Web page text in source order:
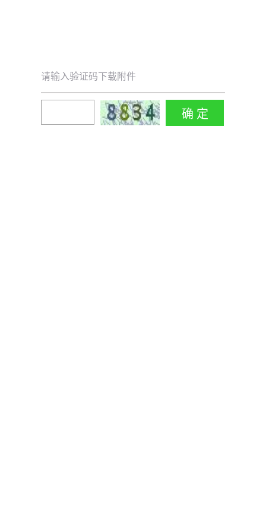
请输入验证码下载附件